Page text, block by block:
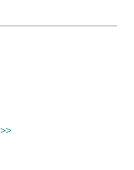
>>